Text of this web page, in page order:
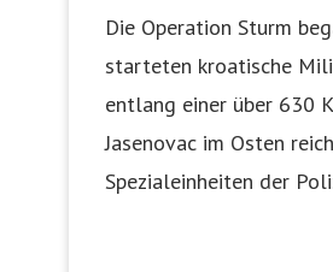
Die Operation Sturm
starteten kroatische
entlang einer über 630
Jasenovac im Osten
Spezialeinheiten der